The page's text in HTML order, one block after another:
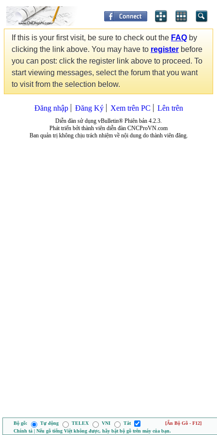
If this is your first visit, be sure to check out the FAQ by
clicking the link above. You may have to register before
you can post: click the register link above to proceed. To
start viewing messages, select the forum that you want
to visit from the selection below.
Đăng nhập Đăng Ký Xem trên PC Lên trên
Diễn đàn sử dụng vBulletin® Phiên bản 4.2.3.
Phát triển bởi thành viên diễn đàn CNCProVN.com
Ban quản trị không chịu trách nhiệm về nội dung do thành viên đăng.
Bộ gõ: Tự động TELEX VNI Tắt
[Ẩn Bộ Gõ - F12]
Chính tả | Nếu gõ tiếng Việt không được, hãy bật bộ gõ trên máy của bạn.